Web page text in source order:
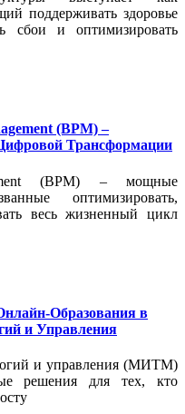
поддерживать здоровье
сбои и оптимизировать
(BPM) –
Трансформации
(BPM) – мощные
оптимизировать,
весь жизненный цикл
Образования в
и Управления
и управления (МИТМ)
решения для тех, кто